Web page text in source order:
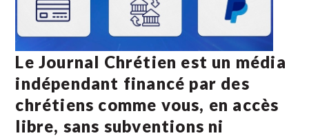
Le Journal Chrétien est un média
indépendant financé par des
chrétiens comme vous, en accès
libre, sans subventions ni